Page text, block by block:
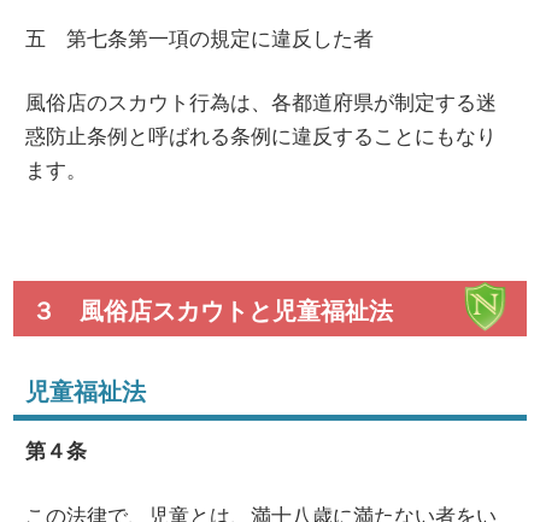
五 第七条第一項の規定に違反した者
風俗店のスカウト行為は、各都道府県が制定する迷
惑防止条例と呼ばれる条例に違反することにもなり
ます。
３ 風俗店スカウトと児童福祉法
児童福祉法
第４条
この法律で、児童とは、満十八歳に満たない者をい